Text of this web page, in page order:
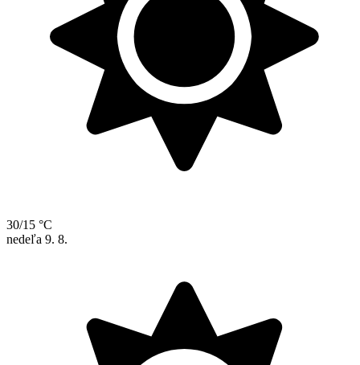
30/15 °C
nedeľa 9. 8.